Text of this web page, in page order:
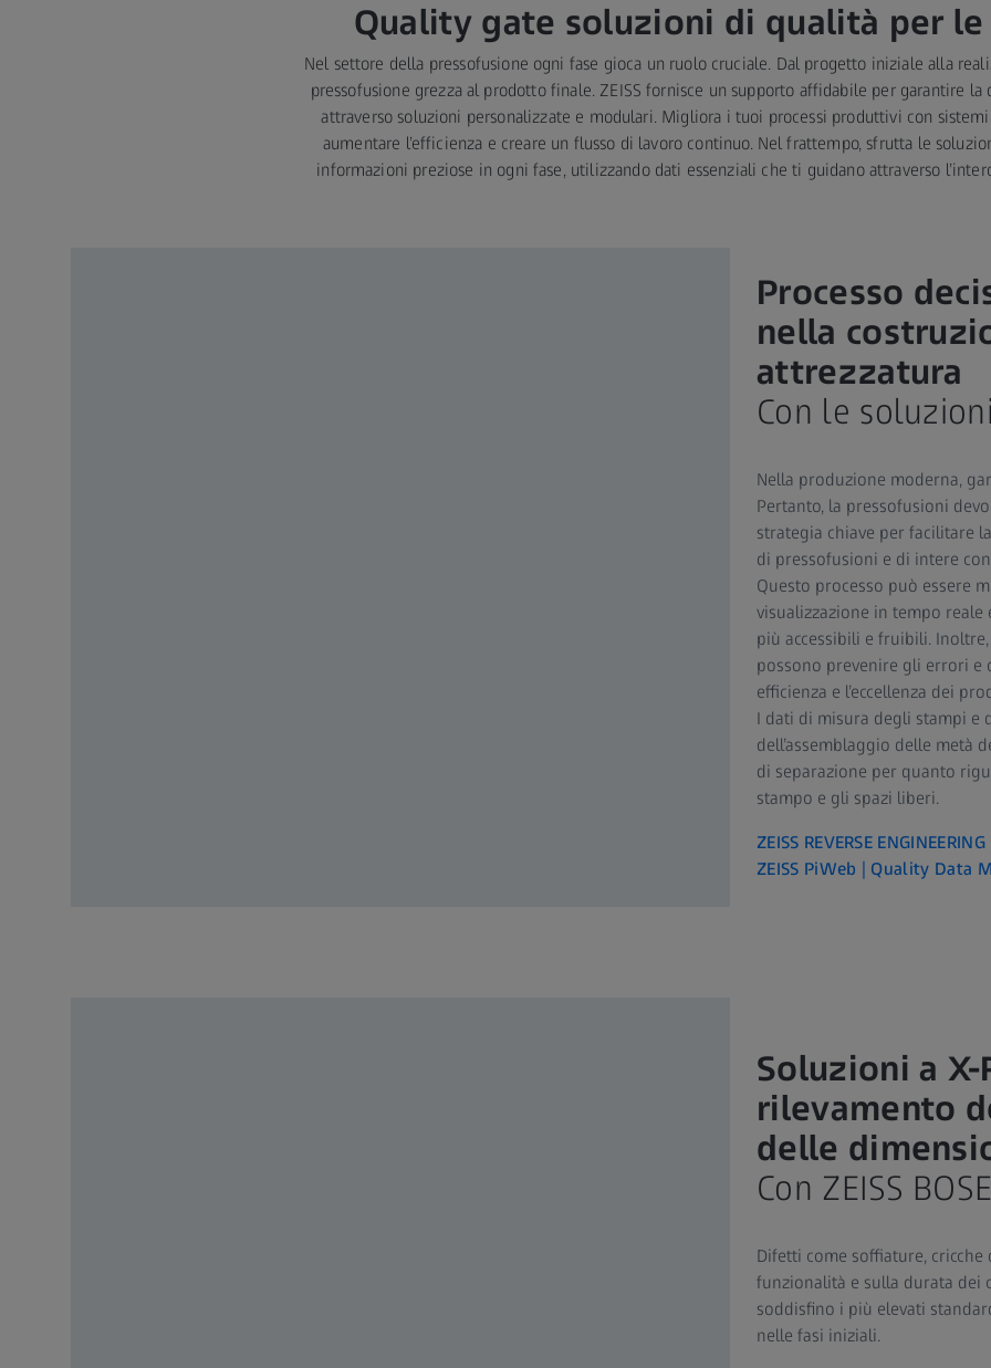
Quality gate soluzioni di qualità per
Nel settore della pressofusione ogni fase gioca un ruolo cruciale. Dal progetto iniziale alla
pressofusione grezza al prodotto finale. ZEISS fornisce un supporto affidabile per garantire la
attraverso soluzioni personalizzate e modulari. Migliora i tuoi processi produttivi con
aumentare l’efficienza e creare un flusso di lavoro continuo. Nel frattempo, sfrutta le
informazioni preziose in ogni fase, utilizzando dati essenziali che ti guidano attraverso
Processo
nella
attrezzatura
Con le
Nella produzione moderna,
Pertanto, la pressofusioni
strategia chiave per facilitare
di pressofusioni e di intere
Questo processo può essere
visualizzazione in tempo
più accessibili e fruibili.
possono prevenire gli errori e
efficienza e l’eccellenza dei
I dati di misura degli stampi e
dell’assemblaggio delle metà
di separazione per quanto
stampo e gli spazi liberi.
ZEISS REVERSE ENGINEERING
ZEISS PiWeb | Quality Data
Soluzioni a
rilevamento
delle
Con ZEISS
Difetti come soffiature,
funzionalità e sulla durata dei
soddisfino i più elevati
nelle fasi iniziali.